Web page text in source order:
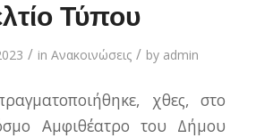
Τύπου
/ inΑνακοινώσεις / by admin
χθες, στο
Αμφιθέατρο του Δήμου